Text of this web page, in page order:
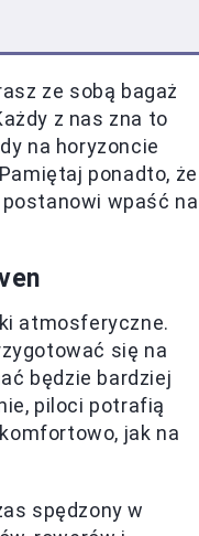
ze sobą bagaż
z nas zna to
na horyzoncie
ponadto, że
wpaść na
atmosferyczne.
się na
będzie bardziej
piloci potrafią
jak na
spędzony w